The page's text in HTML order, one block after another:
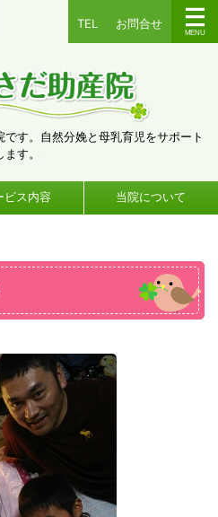
TEL お問合せ
す。自然分娩と母乳育児をサポート
ます。
ビス内容 当院について